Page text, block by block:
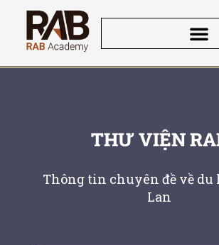
THƯ VIỆN
Thông tin chuyên đề về du
Lan